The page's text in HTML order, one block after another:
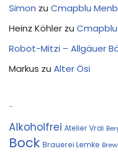
Simon zu Cmapblu
Heinz Köhler zu
Robot-Mitzi – Allgäuer
Markus zu Alter Ösi
Alkoholfrei Atelier Vrai
Bock Brauerei Lemke